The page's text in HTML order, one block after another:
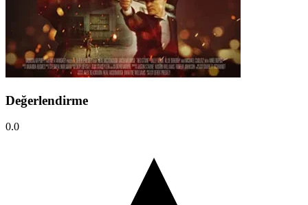
Değerlendirme
0.0